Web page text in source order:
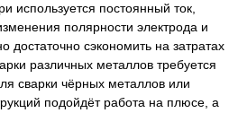
используется постоянный ток,
полярности электрода и
достаточно сэкономить на затратах
различных металлов требуется
сварки чёрных металлов или
подойдёт работа на плюсе, а